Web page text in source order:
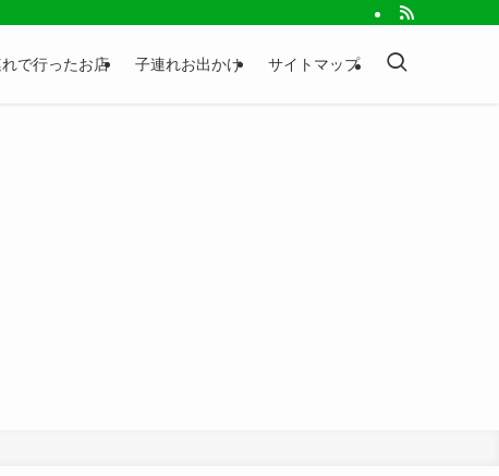
で行ったお店 子連れお出かけ サイトマップ